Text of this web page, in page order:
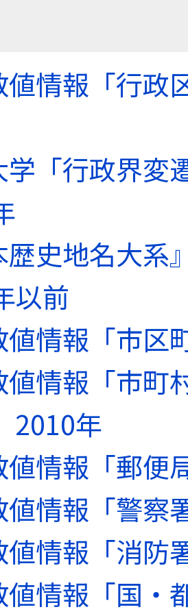
値情報「行政
学「行政界変
歴史地名大
以前
値情報「市区
値情報「市町
2010年
値情報「郵便
値情報「警察
値情報「消防
値情報「国・